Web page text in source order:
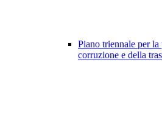
Piano triennale per
corruzione e della